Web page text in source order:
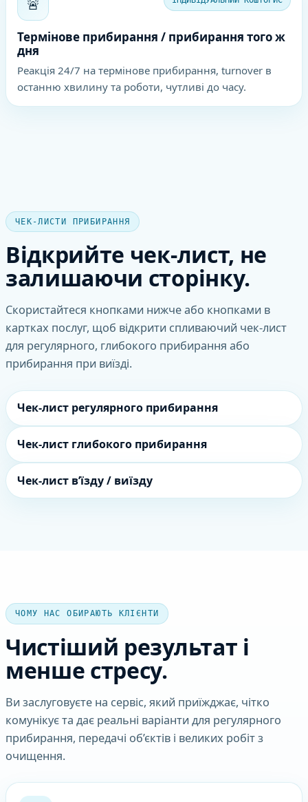
🚨
Термінове прибирання / прибирання того ж
дня
Реакція 24/7 на термінове прибирання, turnover в
останню хвилину та роботи, чутливі до часу.
ЧЕК-ЛИСТИ ПРИБИРАННЯ
Відкрийте чек-лист, не
залишаючи сторінку.
Скористайтеся кнопками нижче або кнопками в
картках послуг, щоб відкрити спливаючий чек-лист
для регулярного, глибокого прибирання або
прибирання при виїзді.
Чек-лист регулярного прибирання
Чек-лист глибокого прибирання
Чек-лист в’їзду / виїзду
ЧОМУ НАС ОБИРАЮТЬ КЛІЄНТИ
Чистіший результат і
менше стресу.
Ви заслуговуєте на сервіс, який приїжджає, чітко
комунікує та дає реальні варіанти для регулярного
прибирання, передачі об’єктів і великих робіт з
очищення.